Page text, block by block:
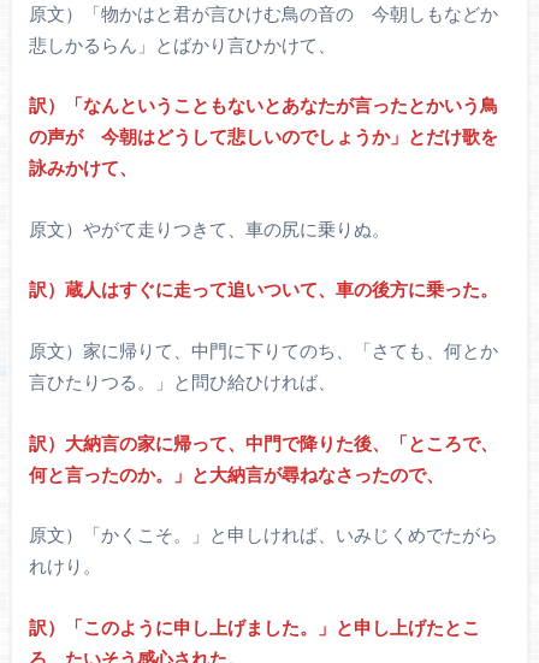
原文）「物かはと君が言ひけむ鳥の音の 今朝しもなどか
悲しかるらん」とばかり言ひかけて、
訳）「なんということもないとあなたが言ったとかいう鳥
の声が 今朝はどうして悲しいのでしょうか」とだけ歌を
詠みかけて、
原文）やがて走りつきて、車の尻に乗りぬ。
訳）蔵人はすぐに走って追いついて、車の後方に乗った。
原文）家に帰りて、中門に下りてのち、「さても、何とか
言ひたりつる。」と問ひ給ひければ、
訳）大納言の家に帰って、中門で降りた後、「ところで、
何と言ったのか。」と大納言が尋ねなさったので、
原文）「かくこそ。」と申しければ、いみじくめでたがら
れけり。
訳）「このように申し上げました。」と申し上げたとこ
ろ、たいそう感心された。